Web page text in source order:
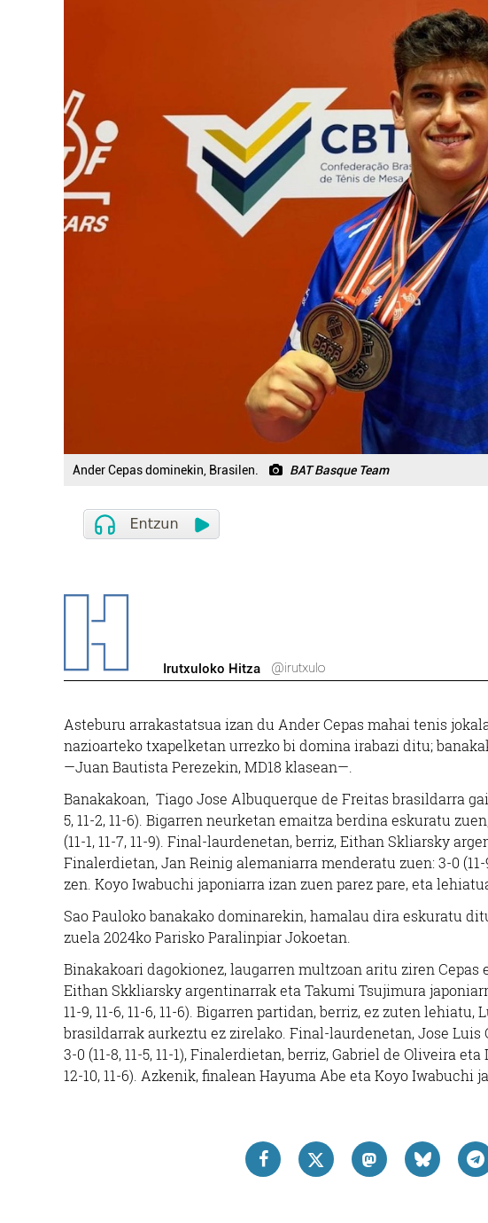
Ander Cepas dominekin, Brasilen. BAT Basque Team
Irutxuloko Hitza @irutxulo
Asteburu arrakastatsua izan du Ander Cepas mahai tenis
nazioarteko txapelketan urrezko bi domina irabazi ditu;
—Juan Bautista Perezekin, MD18 klasean—.
Banakakoan, Tiago Jose Albuquerque de Freitas brasildarra
5, 11-2, 11-6). Bigarren neurketan emaitza berdina eskuratu
(11-1, 11-7, 11-9). Final-laurdenetan, berriz, Eithan Skliarsky
Finalerdietan, Jan Reinig alemaniarra menderatu zuen: 3-0
zen. Koyo Iwabuchi japoniarra izan zuen parez pare, eta
Sao Pauloko banakako dominarekin, hamalau dira eskuratu
zuela 2024ko Parisko Paralinpiar Jokoetan.
Binakakoari dagokionez, laugarren multzoan aritu ziren Cepas
Eithan Skkliarsky argentinarrak eta Takumi Tsujimura
11-9, 11-6, 11-6, 11-6). Bigarren partidan, berriz, ez zuten
brasildarrak aurkeztu ez zirelako. Final-laurdenetan, Jose
3-0 (11-8, 11-5, 11-1), Finalerdietan, berriz, Gabriel de Oliveira
12-10, 11-6). Azkenik, finalean Hayuma Abe eta Koyo Iwabuchi